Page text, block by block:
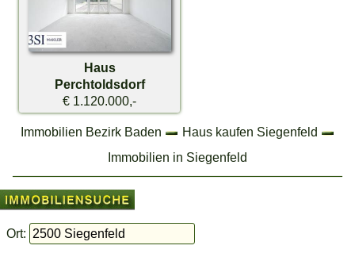
Haus
Perchtoldsdorf
€ 1.120.000,-
Immobilien Bezirk Baden
Haus kaufen Siegenfeld
Immobilien in Siegenfeld
Ort: